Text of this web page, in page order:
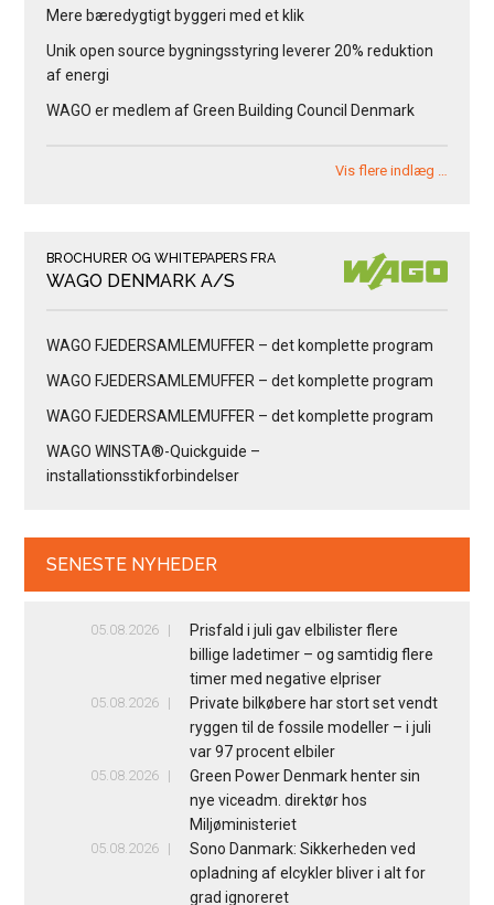
Mere bæredygtigt byggeri med et klik
Unik open source bygningsstyring leverer 20% reduktion
af energi
WAGO er medlem af Green Building Council Denmark
Vis flere indlæg …
BROCHURER OG WHITEPAPERS FRA
WAGO DENMARK A/S
WAGO FJEDERSAMLEMUFFER – det komplette program
WAGO FJEDERSAMLEMUFFER – det komplette program
WAGO FJEDERSAMLEMUFFER – det komplette program
WAGO WINSTA®-Quickguide –
installationsstikforbindelser
SENESTE NYHEDER
05.08.2026
Prisfald i juli gav elbilister flere
billige ladetimer – og samtidig flere
timer med negative elpriser
05.08.2026
Private bilkøbere har stort set vendt
ryggen til de fossile modeller – i juli
var 97 procent elbiler
05.08.2026
Green Power Denmark henter sin
nye viceadm. direktør hos
Miljøministeriet
05.08.2026
Sono Danmark: Sikkerheden ved
opladning af elcykler bliver i alt for
grad ignoreret